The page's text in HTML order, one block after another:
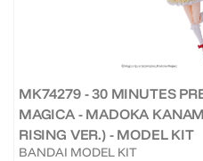
MK74279 - 30 MINUTES
MAGICA - MADOKA
RISING VER.) - MODEL KIT
BANDAI MODEL KIT